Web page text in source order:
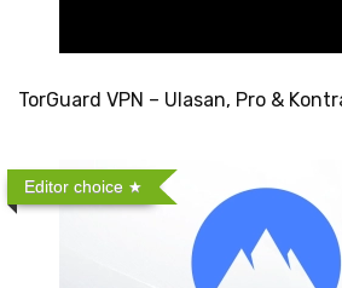
TorGuard VPN – Ulasan, Pro &
Editor choice